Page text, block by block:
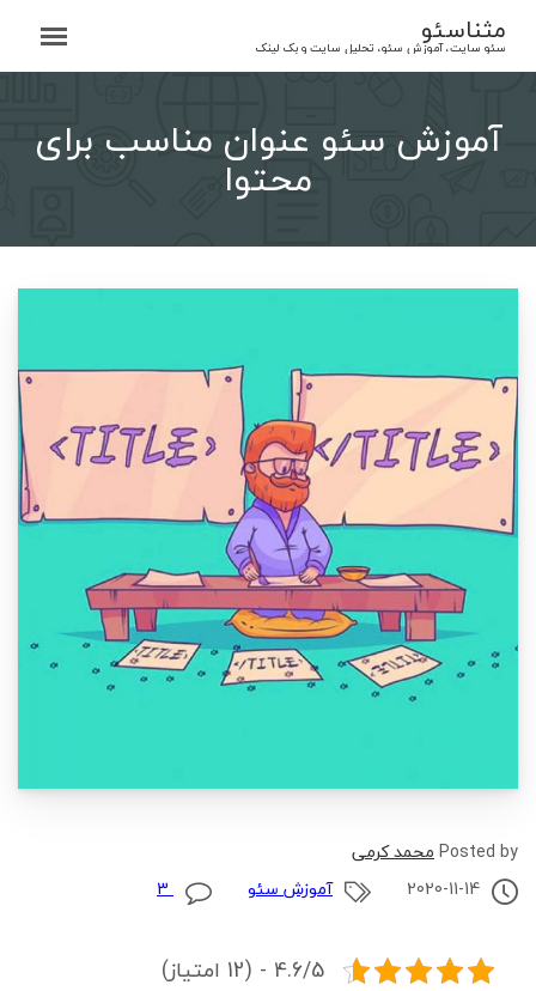
content
مثناسئو
سئو سایت، آموزش سئو، تحلیل سایت و بک لینک
آموزش سئو عنوان مناسب برای
محتوا
Posted byمحمد کرمی
2020-11-14
آموزش سئو 3
4.6/5 - (12 امتیاز)